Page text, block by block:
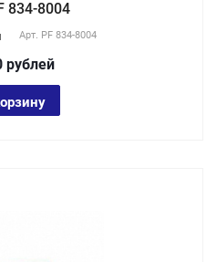
834-8004
Арт. PF 834-8004
рублей